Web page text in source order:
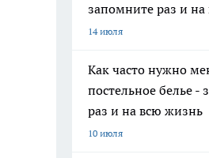
запомните раз и
14 июля
Как часто нужно
постельное белье -
раз и на всю жизнь
10 июля